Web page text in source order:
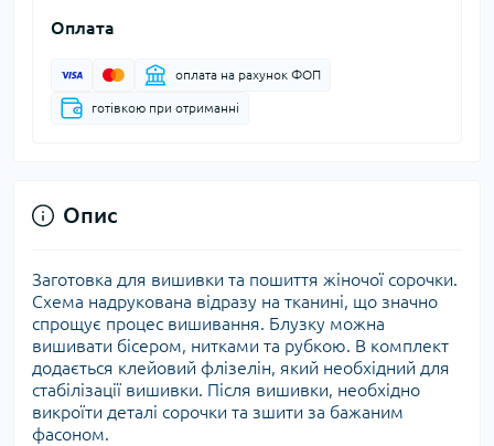
Оплата
оплата на рахунок ФОП
готівкою при отриманні
Опис
Заготовка для вишивки та пошиття жіночої сорочки.
Схема надрукована відразу на тканині, що значно
спрощує процес вишивання. Блузку можна
вишивати бісером, нитками та рубкою. В комплект
додається клейовий флізелін, який необхідний для
стабілізації вишивки. Після вишивки, необхідно
викроїти деталі сорочки та зшити за бажаним
фасоном.